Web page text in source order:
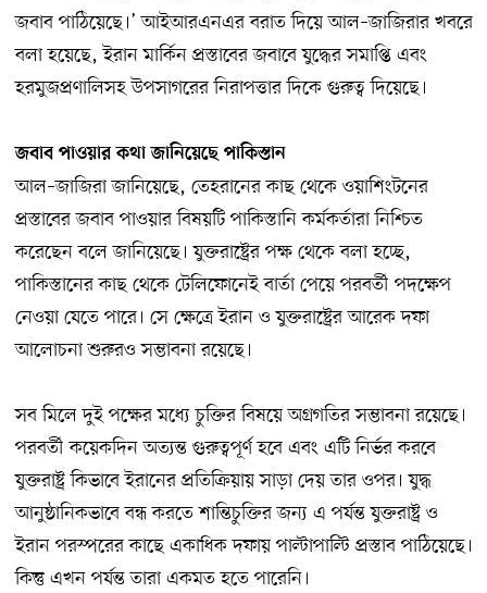
জবাব পাঠিয়েছে।’ আইআরএনএর বরাত দিয়ে আল–জাজিরার খবরে
বলা হয়েছে, ইরান মার্কিন প্রস্তাবের জবাবে যুদ্ধের সমাপ্তি এবং
হরমুজপ্রণালিসহ উপসাগরের নিরাপত্তার দিকে গুরুত্ব দিয়েছে।
জবাব পাওয়ার কথা জানিয়েছে পাকিস্তান
আল–জাজিরা জানিয়েছে, তেহরানের কাছ থেকে ওয়াশিংটনের
প্রস্তাবের জবাব পাওয়ার বিষয়টি পাকিস্তানি কর্মকর্তারা নিশ্চিত
করেছেন বলে জানিয়েছে। যুক্তরাষ্ট্রের পক্ষ থেকে বলা হচ্ছে,
পাকিস্তানের কাছ থেকে টেলিফোনেই বার্তা পেয়ে পরবর্তী পদক্ষেপ
নেওয়া যেতে পারে। সে ক্ষেত্রে ইরান ও যুক্তরাষ্ট্রের আরেক দফা
আলোচনা শুরুরও সম্ভাবনা রয়েছে।
সব মিলে দুই পক্ষের মধ্যে চুক্তির বিষয়ে অগ্রগতির সম্ভাবনা রয়েছে।
পরবর্তী কয়েকদিন অত্যন্ত গুরুত্বপূর্ণ হবে এবং এটি নির্ভর করবে
যুক্তরাষ্ট্র কিভাবে ইরানের প্রতিক্রিয়ায় সাড়া দেয় তার ওপর। যুদ্ধ
আনুষ্ঠানিকভাবে বন্ধ করতে শান্তিচুক্তির জন্য এ পর্যন্ত যুক্তরাষ্ট্র ও
ইরান পরস্পরের কাছে একাধিক দফায় পাল্টাপাল্টি প্রস্তাব পাঠিয়েছে।
কিন্তু এখন পর্যন্ত তারা একমত হতে পারেনি।